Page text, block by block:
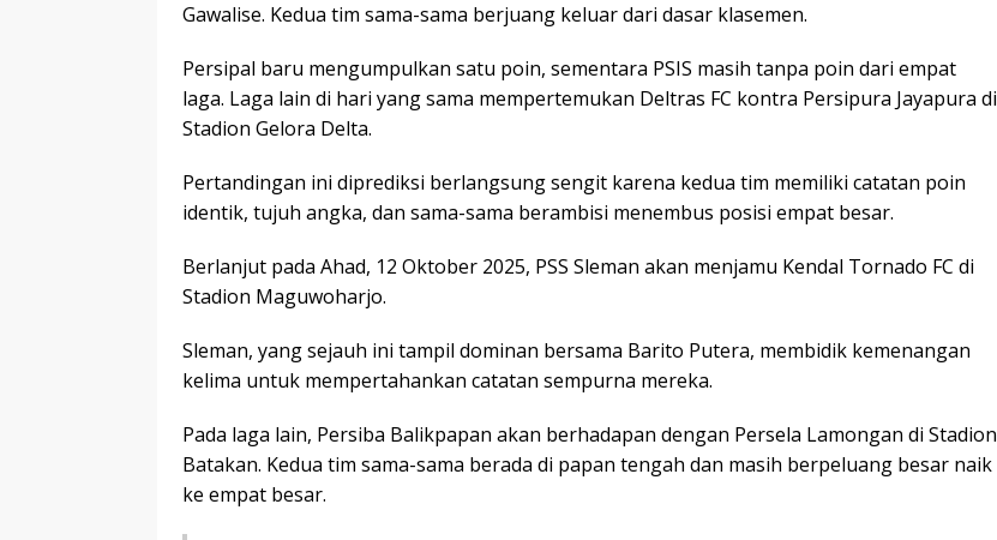
Gawalise. Kedua tim sama-sama berjuang keluar dari dasar klasemen.
Persipal baru mengumpulkan satu poin, sementara PSIS masih tanpa poin dari empat
laga. Laga lain di hari yang sama mempertemukan Deltras FC kontra Persipura Jayapura di
Stadion Gelora Delta.
Pertandingan ini diprediksi berlangsung sengit karena kedua tim memiliki catatan poin
identik, tujuh angka, dan sama-sama berambisi menembus posisi empat besar.
Berlanjut pada Ahad, 12 Oktober 2025, PSS Sleman akan menjamu Kendal Tornado FC di
Stadion Maguwoharjo.
Sleman, yang sejauh ini tampil dominan bersama Barito Putera, membidik kemenangan
kelima untuk mempertahankan catatan sempurna mereka.
Pada laga lain, Persiba Balikpapan akan berhadapan dengan Persela Lamongan di Stadion
Batakan. Kedua tim sama-sama berada di papan tengah dan masih berpeluang besar naik
ke empat besar.